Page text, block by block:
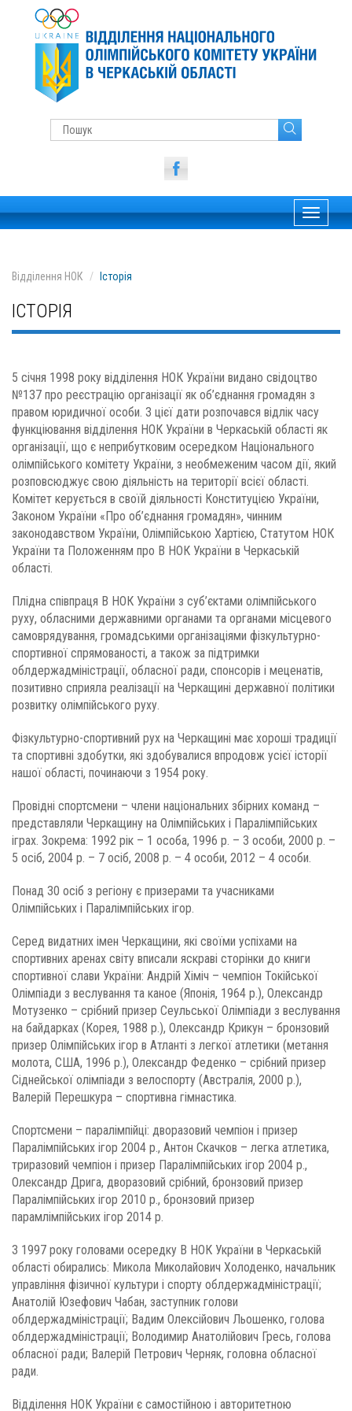
Toggle
Відділення НОК Історія
ІСТОРІЯ
5 січня 1998 року відділення НОК України видано свідоцтво
№137 про реєстрацію організації як об’єднання громадян з
правом юридичної особи. З цієї дати розпочався відлік часу
функціювання відділення НОК України в Черкаській області як
організації, що є неприбутковим осередком Національного
олімпійського комітету України, з необмеженим часом дії, який
розповсюджує свою діяльність на території всієї області.
Комітет керується в своїй діяльності Конституцією України,
Законом України «Про об’єднання громадян», чинним
законодавством України, Олімпійською Хартією, Статутом НОК
України та Положенням про В НОК України в Черкаській
області.
Плідна співпраця В НОК України з суб’єктами олімпійського
руху, обласними державними органами та органами місцевого
самоврядування, громадськими організаціями фізкультурно-
спортивної спрямованості, а також за підтримки
облдержадміністрації, обласної ради, спонсорів і меценатів,
позитивно сприяла реалізації на Черкащині державної політики
розвитку олімпійського руху.
Фізкультурно-спортивний рух на Черкащині має хороші традиції
та спортивні здобутки, які здобувалися впродовж усієї історії
нашої області, починаючи з 1954 року.
Провідні спортсмени – члени національних збірних команд –
представляли Черкащину на Олімпійських і Паралімпійських
іграх. Зокрема: 1992 рік – 1 особа, 1996 р. – 3 особи, 2000 р. –
5 осіб, 2004 р. – 7 осіб, 2008 р. – 4 особи, 2012 – 4 особи.
Понад 30 осіб з регіону є призерами та учасниками
Олімпійських і Паралімпійських ігор.
Серед видатних імен Черкащини, які своїми успіхами на
спортивних аренах світу вписали яскраві сторінки до книги
спортивної слави України: Андрій Хіміч – чемпіон Токійської
Олімпіади з веслування та каное (Японія, 1964 р.), Олександр
Мотузенко – срібний призер Сеульської Олімпіади з веслування
на байдарках (Корея, 1988 р.), Олександр Крикун – бронзовий
призер Олімпійських ігор в Атланті з легкої атлетики (метання
молота, США, 1996 р.), Олександр Феденко – срібний призер
Сіднейської олімпіади з велоспорту (Австралія, 2000 р.),
Валерій Перешкура – спортивна гімнастика.
Спортсмени – паралімпійці: дворазовий чемпіон і призер
Паралімпійських ігор 2004 р., Антон Скачков – легка атлетика,
триразовий чемпіон і призер Паралімпійських ігор 2004 р.,
Олександр Дрига, дворазовий срібний, бронзовий призер
Паралімпійських ігор 2010 р., бронзовий призер
парамлімпійських ігор 2014 р.
З 1997 року головами осередку В НОК України в Черкаській
області обирались: Микола Миколайович Холоденко, начальник
управління фізичної культури і спорту облдержадміністрації;
Анатолій Юзефович Чабан, заступник голови
облдержадміністрації; Вадим Олексійович Льошенко, голова
облдержадміністрації; Володимир Анатолійович Гресь, голова
обласної ради; Валерій Петрович Черняк, головна обласної
ради.
Відділення НОК України є самостійною і авторитетною